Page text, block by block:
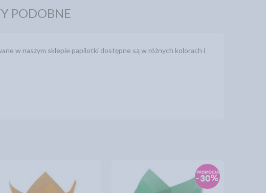
PODOBNE
w naszym sklepie papilotki dostępne są w różnych kolorach i